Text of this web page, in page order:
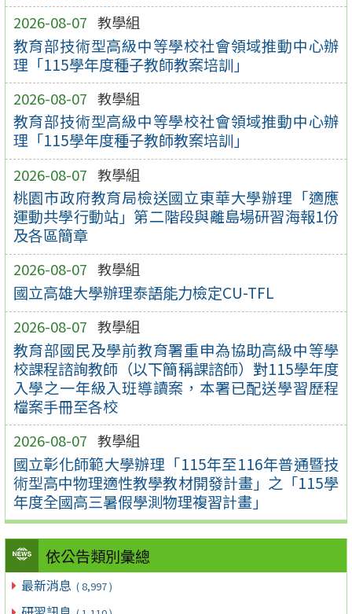
2026-08-07 教學組
教育部技術型高級中等學校社會領域推動中心辦
理「115學年度種子教師教案培訓」
2026-08-07 教學組
教育部技術型高級中等學校社會領域推動中心辦
理「115學年度種子教師教案培訓」
2026-08-07 教學組
桃園市政府教育局檢送國立東華大學辦理「適應
運動共學行動站」第二階段與離島場研習海報1份
及各區簡章
2026-08-07 教學組
國立高雄大學辦理泰語能力檢定CU-TFL
2026-08-07 教學組
教育部國民及學前教育署重申為協助高級中等學
校課程諮詢教師（以下簡稱課諮師）對115學年度
入學之一年級入班導讀案，本署已配送學習歷程
檔案手冊至各校
2026-08-07 教學組
國立彰化師範大學辦理「115年至116年普通暨技
術型高中物理適性教學教材開發計畫」之「115學
年度全國高三暑假學測物理複習計畫」
依公告類別彙總
最新消息 ( 8,997 )